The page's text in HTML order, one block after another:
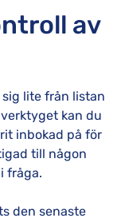
av
lite från listan
kan du
inbokad på för
till någon
fråga.
den senaste